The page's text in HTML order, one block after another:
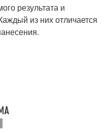
результата и
из них отличается